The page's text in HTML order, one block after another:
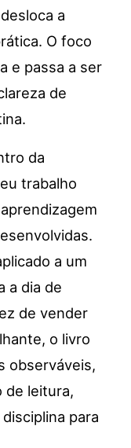
a
O foco
e passa a ser
de
da
trabalho
a um
a dia de
de vender
o livro
observáveis,
de leitura,
para